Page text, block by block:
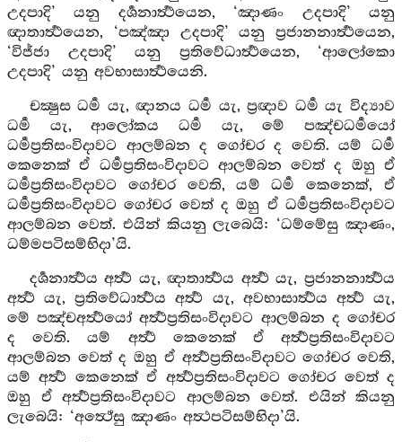
උදපාදි’ යනු දර්‍ශනාර්‍ත්‍ථයෙන, ‘ඤාණං උදපාදි’ යනු
ඥාතාර්‍ත්‍ථයෙන, ‘පඤ්ඤා උදපාදි’ යනු ප්‍රජානනාර්‍ත්‍ථයෙන,
‘විජ්ජා උදපාදි’ යනු ප්‍රතිවේධාර්‍ත්‍ථයෙන, ‘ආලෝකො
උදපාදි’ යනු අවභාසාර්‍ත්‍ථයෙනි.
චක්‍ෂුස ධර්‍ම යැ, ඥානය ධර්‍ම යැ, ප්‍රඥාව ධර්‍ම යැ විද්‍යාව
ධර්‍ම යැ, ආලෝකය ධර්‍ම යැ, මේ පඤ්චධර්‍මයෝ
ධර්‍මප්‍රතිසංවිදාවට ආලම්බන ද ගෝචර ද වෙති. යම් ධර්‍ම
කෙනෙක් ඒ ධර්‍මප්‍රතිසංවිදාවට ආලම්බන වෙත් ද ඔහු ඒ
ධර්‍මප්‍රතිසංවිදාවට ගෝචර වෙති, යම් ධර්‍ම කෙනෙක්, ඒ
ධර්‍මප්‍රතිසංවිදාවට ගෝචර වෙත් ද ඔහු ඒ ධර්‍මප්‍රතිසංවිදාවට
ආලම්බන වෙත්. එයින් කියනු ලැබෙයි: ‘ධම්මේසු ඤාණං,
ධම්මපටිසම්භිදා’යි.
දර්‍ශනාර්‍ත්‍ථය අර්‍ත්‍ථ යැ, ඥාතාර්‍ත්‍ථය අර්‍ත්‍ථ යැ, ප්‍රජානනාර්‍ත්‍ථය
අර්‍ත්‍ථ යැ, ප්‍රතිවේධාර්‍ත්‍ථය අර්‍ත්‍ථ යැ, අවභාසාර්‍ත්‍ථය අර්‍ත්‍ථ යැ,
මේ පඤ්චඅර්‍ත්‍ථයෝ අර්‍ත්‍ථප්‍රතිසංවිදාවට ආලම්බන ද ගෝචර
ද වෙති. යම් අර්‍ත්‍ථ කෙනෙක් ඒ අර්‍ත්‍ථප්‍රතිසංවිදාවට
ආලම්බන වෙත් ද ඔහු ඒ අර්‍ත්‍ථප්‍රතිසංවිදාවට ගෝචර වෙති,
යම් අර්‍ත්‍ථ කෙනෙක් ඒ අර්‍ත්‍ථප්‍රතිසංවිදාවට ගෝචර වෙත් ද
ඔහු ඒ අර්‍ත්‍ථප්‍රතිසංවිදාවට ආලම්බන වෙත්. එයින් කියනු
ලැබෙයි: ‘අත්‍ථේසු ඤාණං අත්‍ථපටිසම්භිදා’යි.